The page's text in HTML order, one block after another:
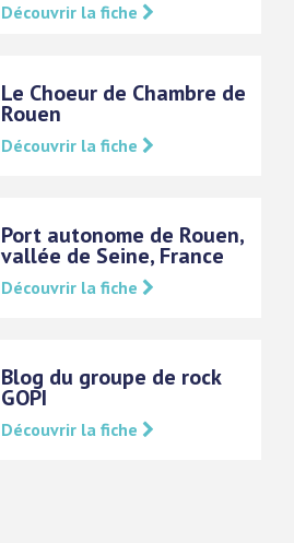
Découvrir la fiche
Le Choeur de Chambre de
Rouen
Découvrir la fiche
Port autonome de Rouen,
vallée de Seine, France
Découvrir la fiche
Blog du groupe de rock
GOPI
Découvrir la fiche